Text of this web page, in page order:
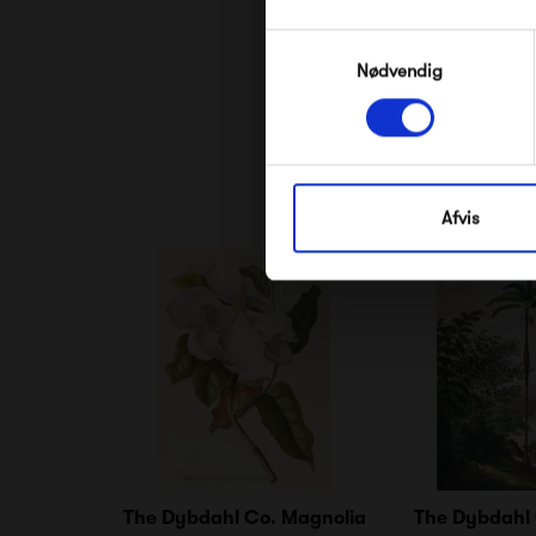
Nødvendig
Afvis
The Dybdahl Co. Magnolia
The Dybdahl